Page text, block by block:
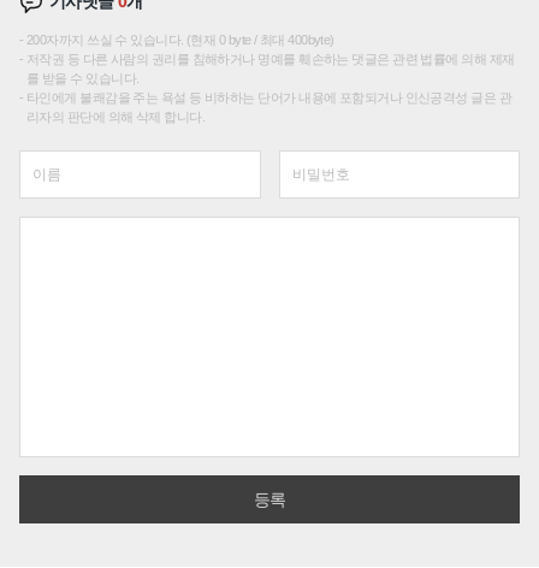
200자까지 쓰실 수 있습니다. (현재 0 byte / 최대 400byte)
저작권 등 다른 사람의 권리를 침해하거나 명예를 훼손하는 댓글은 관련 법률에 의해 제재
를 받을 수 있습니다.
타인에게 불쾌감을 주는 욕설 등 비하하는 단어가 내용에 포함되거나 인신공격성 글은 관
리자의 판단에 의해 삭제 합니다.